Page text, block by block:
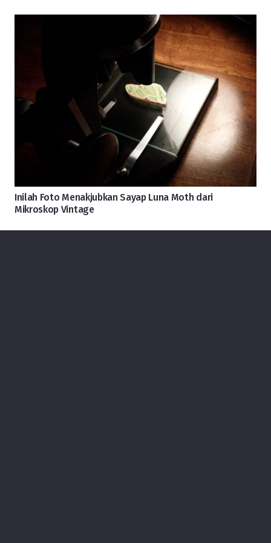
Inilah Foto Menakjubkan Sayap Luna Moth dari
Mikroskop Vintage